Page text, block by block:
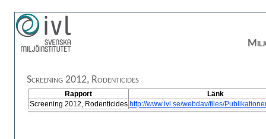
Screening 2012, Rodenticides
Rapport
Länk
Screening 2012, Rodenticides http://www.ivl.se/webdav/files/